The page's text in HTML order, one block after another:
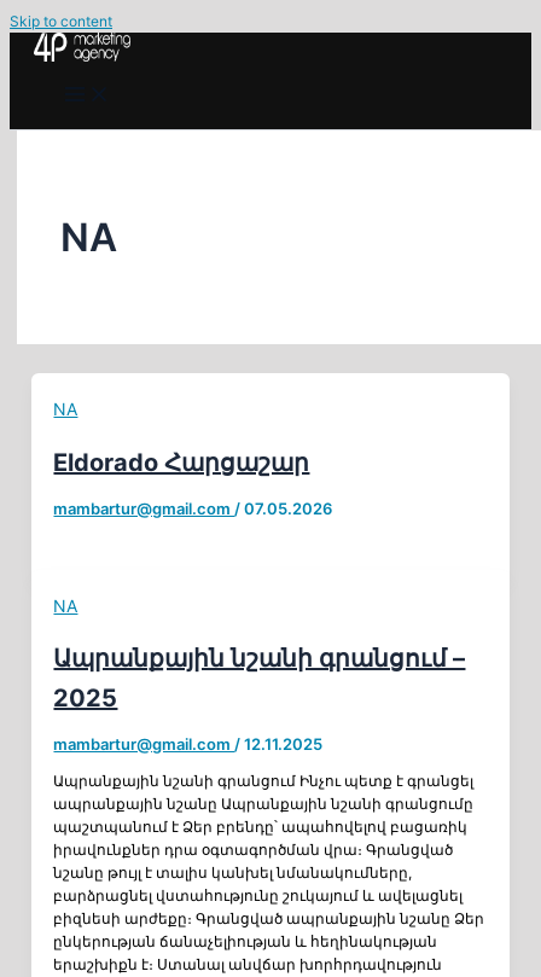
Skip to content
NA
NA
Eldorado Հարցաշար
mambartur@gmail.com /07.05.2026
NA
Ապրանքային նշանի գրանցում –
2025
mambartur@gmail.com/12.11.2025
Ապրանքային նշանի գրանցում Ինչու պետք է գրանցել
ապրանքային նշանը Ապրանքային նշանի գրանցումը
պաշտպանում է Ձեր բրենդը՝ ապահովելով բացառիկ
իրավունքներ դրա օգտագործման վրա։ Գրանցված
նշանը թույլ է տալիս կանխել նմանակումները,
բարձրացնել վստահությունը շուկայում և ավելացնել
բիզնեսի արժեքը։ Գրանցված ապրանքային նշանը Ձեր
ընկերության ճանաչելիության և հեղինակության
երաշխիքն է։ Ստանալ անվճար խորհրդավություն